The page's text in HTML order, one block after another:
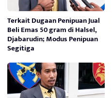
Terkait Dugaan Penipuan Jual
Beli Emas 50 gram di Halsel,
Djabarudin; Modus Penipuan
Segitiga